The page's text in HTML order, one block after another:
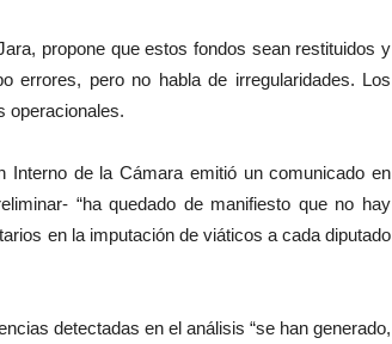
propone que estos fondos sean restituidos y
errores, pero no habla de irregularidades. Los
operacionales.
de la Cámara emitió un comunicado en
“ha quedado de manifiesto que no hay
en la imputación de viáticos a cada diputado
detectadas en el análisis “se han generado,